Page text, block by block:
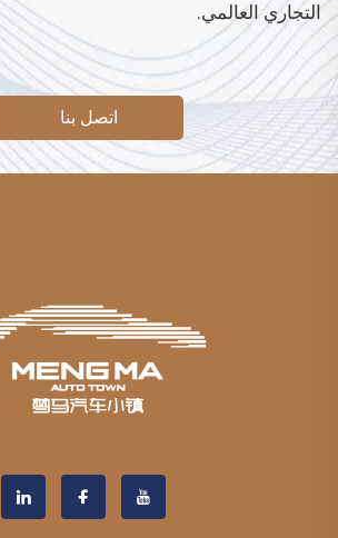
التجاري العالمي.
اتصل بنا